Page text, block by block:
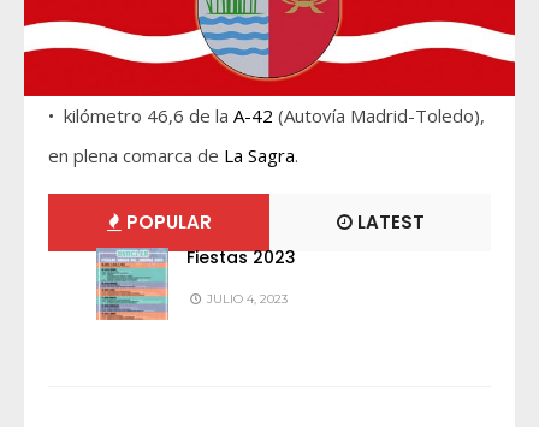
• kilómetro 46,6 de la A-42 (Autovía Madrid-Toledo),
en plena comarca de La Sagra.
POPULAR LATEST
Fiestas 2023
JULIO 4, 2023